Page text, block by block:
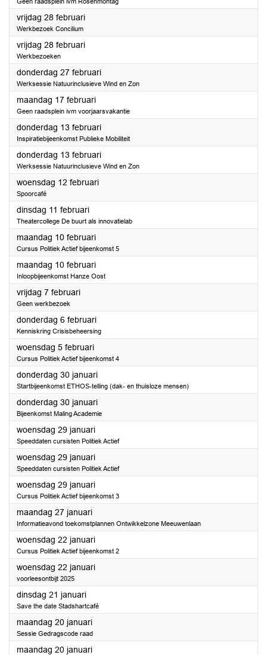
vrijdag 28 februari2025
Werkbezoek Concilium
vrijdag 28 februari2025
Werkbezoeken
donderdag 27 februari2025
Werksessie Natuurinclusieve Wind en Zon
maandag 17 februari2025
Geen raadsplein ivm voorjaarsvakantie
donderdag 13 februari2025
Inspiratiebijeenkomst Publieke Mobiliteit
donderdag 13 februari2025
Werksessie Natuurinclusieve Wind en Zon
woensdag 12 februari2025
Spoorcafé
dinsdag 11 februari2025
Theatercollege De buurt als innovatielab
maandag 10 februari2025
Cursus Politiek Actief bijeenkomst 5
maandag 10 februari2025
Inloopbijeenkomst Hanze Oost
vrijdag 7 februari2025
Geen werkbezoek
donderdag 6 februari2025
Kenniskring Crisisbeheersing
woensdag 5 februari2025
Cursus Politiek Actief bijeenkomst 4
donderdag 30 januari2025
Startbijeenkomst ETHOS-telling (dak- en thuisloze mensen)
donderdag 30 januari2025
Bijeenkomst Maling Academie
woensdag 29 januari2025
Speeddaten cursisten Politiek Actief
woensdag 29 januari2025
Speeddaten cursisten Politiek Actief
woensdag 29 januari2025
Cursus Politiek Actief bijeenkomst 3
maandag 27 januari2025
Informatieavond toekomstplannen Ontwikkelzone Meeuwenlaan
woensdag 22 januari2025
Cursus Politiek Actief bijeenkomst 2
woensdag 22 januari2025
voorleesontbijt 2025
dinsdag 21 januari2025
Save the date Stadshartcafé
maandag 20 januari2025
Sessie Gedragscode raad
maandag 20 januari2025